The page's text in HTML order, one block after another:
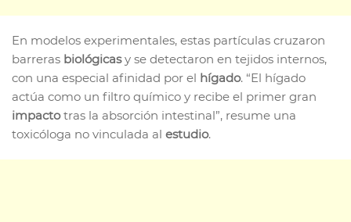
En modelos experimentales, estas partículas cruzaron
barreras biológicasy se detectaron en tejidos internos,
con una especial afinidad por el hígado. “El hígado
actúa como un filtro químico y recibe el primer gran
impactotras la absorción intestinal”, resume una
toxicóloga no vinculada al estudio.